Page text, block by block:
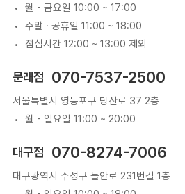
월 - 금요일 10:00 ~ 17:00
주말 · 공휴일 11:00 ~ 18:00
점심시간 12:00 ~ 13:00 제외
문래점 070-7537-2500
서울특별시 영등포구 당산로 37 2층
월 - 일요일 11:00 ~ 20:00
대구점 070-8274-7006
대구광역시 수성구 들안로 231번길 1층